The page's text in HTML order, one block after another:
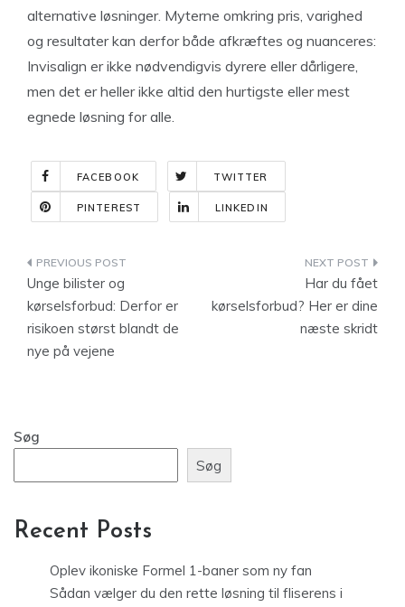
alternative løsninger. Myterne omkring pris, varighed
og resultater kan derfor både afkræftes og nuanceres:
Invisalign er ikke nødvendigvis dyrere eller dårligere,
men det er heller ikke altid den hurtigste eller mest
egnede løsning for alle.
FACEBOOK TWITTER
PINTEREST LINKEDIN
Indlægsnavigation
Unge bilister og
kørselsforbud: Derfor er
risikoen størst blandt de
nye på vejene
Har du fået
kørselsforbud? Her er dine
næste skridt
Søg
Søg
Recent Posts
Oplev ikoniske Formel 1-baner som ny fan
Sådan vælger du den rette løsning til fliserens i